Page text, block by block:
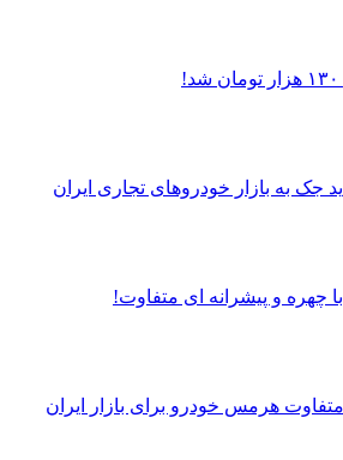
جک به بازار خودروهای تجاری ایران